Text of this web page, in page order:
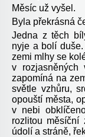
Měsíc už vyšel.
Byla překrásná
Jedna z těch
nyje a bolí
zemi mlhy se
v rozjasněných
zapomíná na
světle vzhůru,
opouští města,
v nebi
rozlitou měsíční
údolí a stráně,